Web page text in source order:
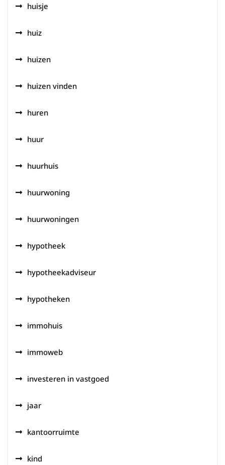
huisje
huiz
huizen
huizen vinden
huren
huur
huurhuis
huurwoning
huurwoningen
hypotheek
hypotheekadviseur
hypotheken
immohuis
immoweb
investeren in vastgoed
jaar
kantoorruimte
kind